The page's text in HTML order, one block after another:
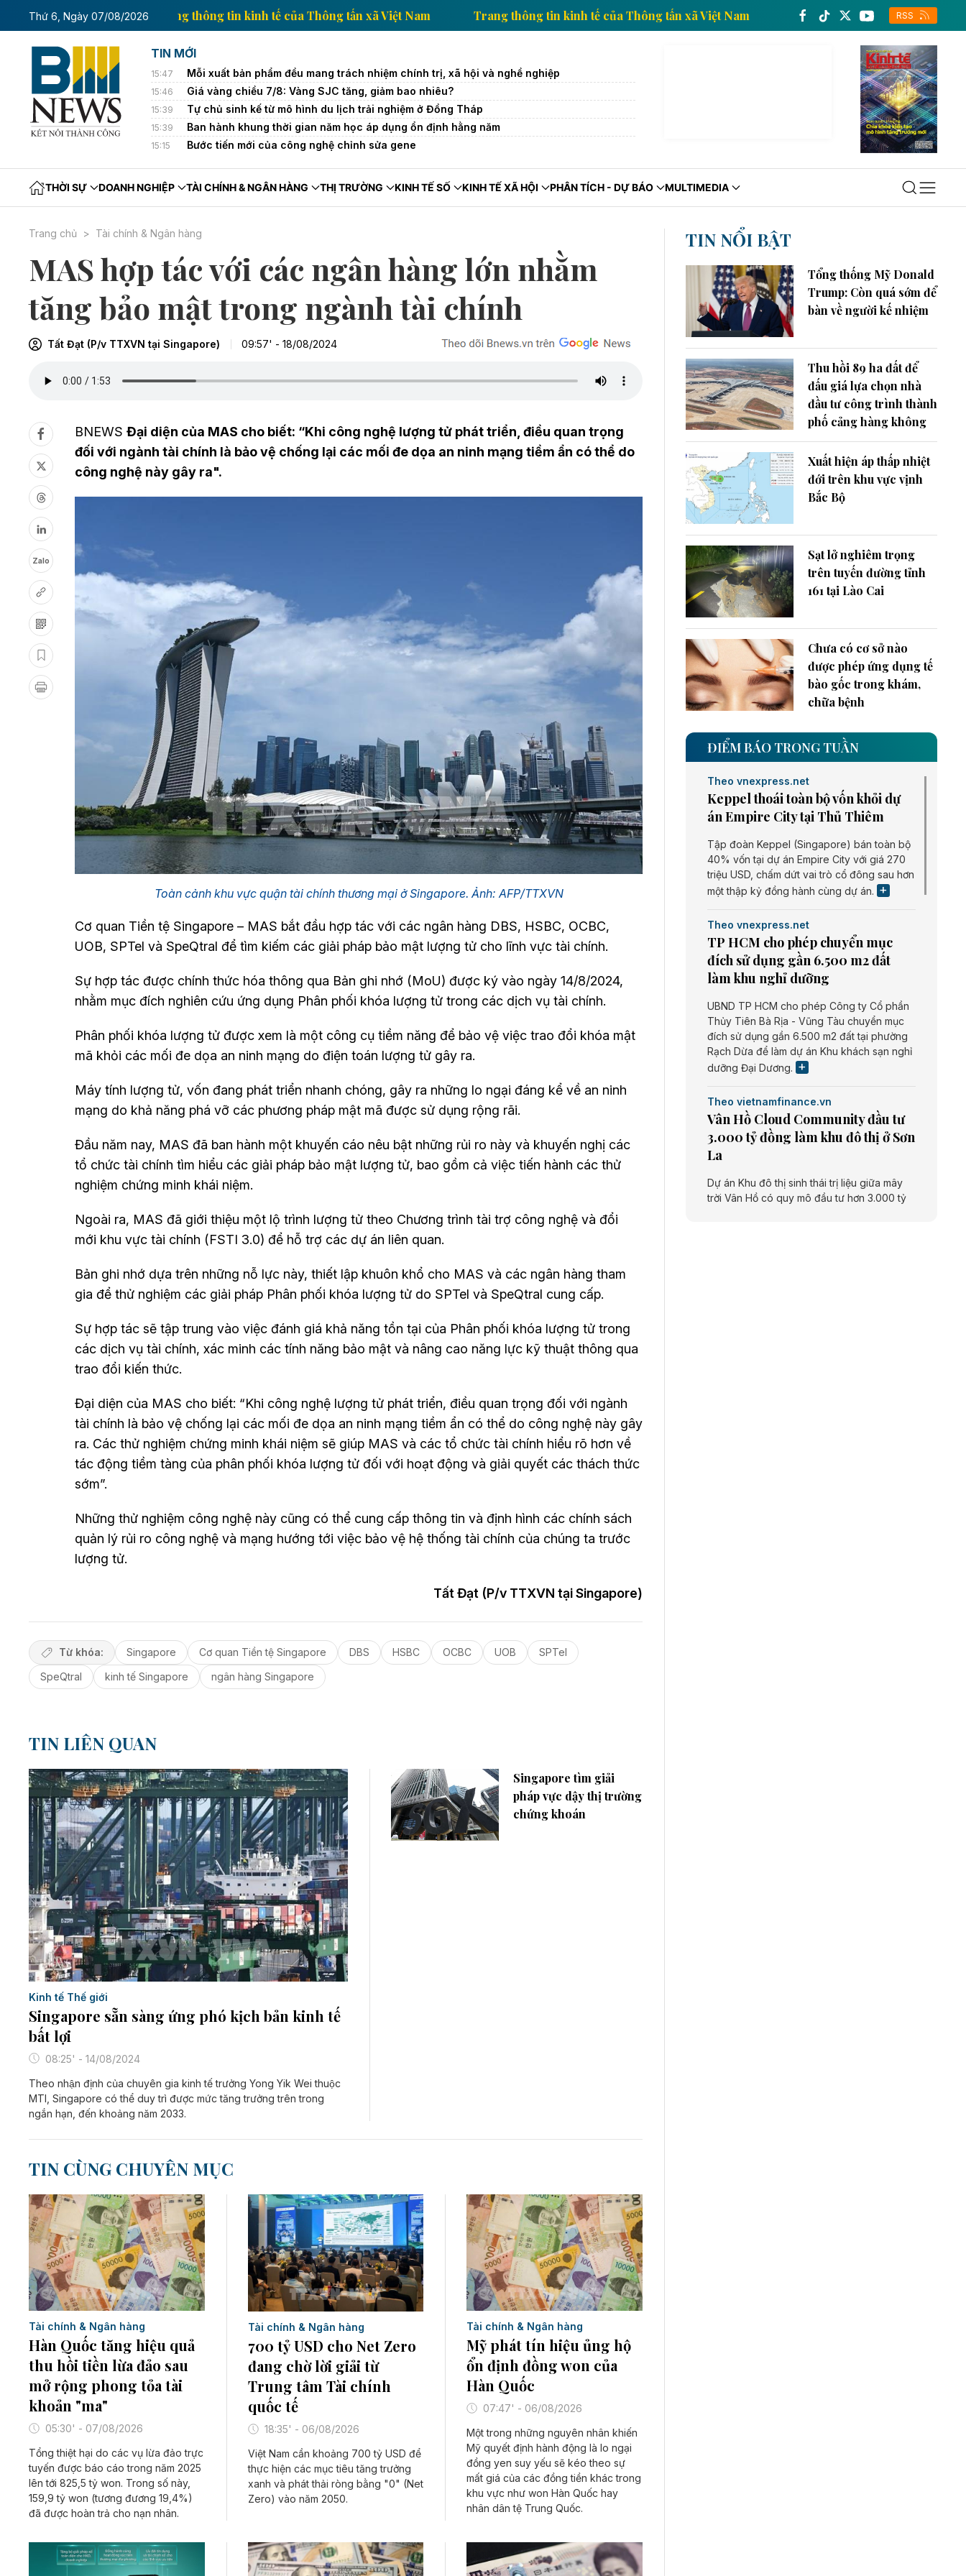
Thứ 6, Ngày 07/08/2026
của Thông tấn xã Việt Nam Trang thông tin kinh tế của Thông tấn xã Việt Nam Trang thông tin kinh tế của Thông tấn xã Việt Nam Trang thông tin kinh
RSS
TIN MỚI
15:47 Mỗi xuất bản phẩm đều mang trách nhiệm chính trị, xã hội và nghề nghiệp
15:46 Giá vàng chiều 7/8: Vàng SJC tăng, giảm bao nhiêu?
15:39 Tự chủ sinh kế từ mô hình du lịch trải nghiệm ở Đồng Tháp
15:39 Ban hành khung thời gian năm học áp dụng ổn định hằng năm
15:15 Bước tiến mới của công nghệ chỉnh sửa gene
THỜI SỰ DOANH NGHIỆP TÀI CHÍNH & NGÂN HÀNG THỊ TRƯỜNG KINH TẾ SỐ KINH TẾ XÃ HỘI PHÂN TÍCH - DỰ BÁO MULTIMEDIA
Trang chủ Tài chính & Ngân hàng
MAS hợp tác với các ngân hàng lớn nhằm
tăng bảo mật trong ngành tài chính
Tất Đạt (P/v TTXVN tại Singapore) 09:57' - 18/08/2024
Zalo
BNEWS Đại diện của MAS cho biết: “Khi công nghệ lượng tử phát triển, điều quan trọng
đối với ngành tài chính là bảo vệ chống lại các mối đe dọa an ninh mạng tiềm ẩn có thể do
công nghệ này gây ra".
Toàn cảnh khu vực quận tài chính thương mại ở Singapore. Ảnh: AFP/TTXVN
Cơ quan Tiền tệ Singapore – MAS bắt đầu hợp tác với các ngân hàng DBS, HSBC, OCBC,
UOB, SPTel và SpeQtral để tìm kiếm các giải pháp bảo mật lượng tử cho lĩnh vực tài chính.
Sự hợp tác được chính thức hóa thông qua Bản ghi nhớ (MoU) được ký vào ngày 14/8/2024,
nhằm mục đích nghiên cứu ứng dụng Phân phối khóa lượng tử trong các dịch vụ tài chính.
Phân phối khóa lượng tử được xem là một công cụ tiềm năng để bảo vệ việc trao đổi khóa mật
mã khỏi các mối đe dọa an ninh mạng do điện toán lượng tử gây ra.
Máy tính lượng tử, vốn đang phát triển nhanh chóng, gây ra những lo ngại đáng kể về an ninh
mạng do khả năng phá vỡ các phương pháp mật mã được sử dụng rộng rãi.
Đầu năm nay, MAS đã ban hành một khuyến cáo nêu bật những rủi ro này và khuyến nghị các
tổ chức tài chính tìm hiểu các giải pháp bảo mật lượng tử, bao gồm cả việc tiến hành các thử
nghiệm chứng minh khái niệm.
Ngoài ra, MAS đã giới thiệu một lộ trình lượng tử theo Chương trình tài trợ công nghệ và đổi
mới khu vực tài chính (FSTI 3.0) để hỗ trợ các dự án liên quan.
Bản ghi nhớ dựa trên những nỗ lực này, thiết lập khuôn khổ cho MAS và các ngân hàng tham
gia để thử nghiệm các giải pháp Phân phối khóa lượng tử do SPTel và SpeQtral cung cấp.
Sự hợp tác sẽ tập trung vào việc đánh giá khả năng tồn tại của Phân phối khóa lượng tử trong
các dịch vụ tài chính, xác minh các tính năng bảo mật và nâng cao năng lực kỹ thuật thông qua
trao đổi kiến thức.
Đại diện của MAS cho biết: “Khi công nghệ lượng tử phát triển, điều quan trọng đối với ngành
tài chính là bảo vệ chống lại các mối đe dọa an ninh mạng tiềm ẩn có thể do công nghệ này gây
ra. Các thử nghiệm chứng minh khái niệm sẽ giúp MAS và các tổ chức tài chính hiểu rõ hơn về
tác động tiềm tàng của phân phối khóa lượng tử đối với hoạt động và giải quyết các thách thức
sớm”.
Những thử nghiệm công nghệ này cũng có thể cung cấp thông tin và định hình các chính sách
quản lý rủi ro công nghệ và mạng hướng tới việc bảo vệ hệ thống tài chính của chúng ta trước
lượng tử.
Tất Đạt (P/v TTXVN tại Singapore)
Từ khóa: Singapore Cơ quan Tiền tệ Singapore DBS HSBC OCBC UOB
SPTel
SpeQtral
kinh tế Singapore ngân hàng Singapore
TIN LIÊN QUAN
Kinh tế Thế giới
Singapore sẵn sàng ứng phó kịch bản kinh tế
bất lợi
08:25' - 14/08/2024
Theo nhận định của chuyên gia kinh tế trưởng Yong Yik Wei thuộc
MTI, Singapore có thể duy trì được mức tăng trưởng trên trong
ngắn hạn, đến khoảng năm 2033.
Singapore tìm giải
pháp vực dậy thị trường
chứng khoán
TIN CÙNG CHUYÊN MỤC
Tài chính & Ngân hàng
Hàn Quốc tăng hiệu quả
thu hồi tiền lừa đảo sau
mở rộng phong tỏa tài
khoản "ma"
05:30' - 07/08/2026
Tổng thiệt hại do các vụ lừa đảo trực
tuyến được báo cáo trong năm 2025
lên tới 825,5 tỷ won. Trong số này,
159,9 tỷ won (tương đương 19,4%)
đã được hoàn trả cho nạn nhân.
Tài chính & Ngân hàng
700 tỷ USD cho Net Zero
đang chờ lời giải từ
Trung tâm Tài chính
quốc tế
18:35' - 06/08/2026
Việt Nam cần khoảng 700 tỷ USD để
thực hiện các mục tiêu tăng trưởng
xanh và phát thải ròng bằng "0" (Net
Zero) vào năm 2050.
Tài chính & Ngân hàng
Mỹ phát tín hiệu ủng hộ
ổn định đồng won của
Hàn Quốc
07:47' - 06/08/2026
Một trong những nguyên nhân khiến
Mỹ quyết định hành động là lo ngại
đồng yen suy yếu sẽ kéo theo sự
mất giá của các đồng tiền khác trong
khu vực như won Hàn Quốc hay
nhân dân tệ Trung Quốc.
TIN NỔI BẬT
Tổng thống Mỹ Donald
Trump: Còn quá sớm để
bàn về người kế nhiệm
Thu hồi 89 ha đất để
đấu giá lựa chọn nhà
đầu tư công trình thành
phố cảng hàng không
Xuất hiện áp thấp nhiệt
đới trên khu vực vịnh
Bắc Bộ
Sạt lở nghiêm trọng
trên tuyến đường tỉnh
161 tại Lào Cai
Chưa có cơ sở nào
được phép ứng dụng tế
bào gốc trong khám,
chữa bệnh
ĐIỂM BÁO TRONG TUẦN
Theo vnexpress.net
Keppel thoái toàn bộ vốn khỏi dự
án Empire City tại Thủ Thiêm
Tập đoàn Keppel (Singapore) bán toàn bộ
40% vốn tại dự án Empire City với giá 270
triệu USD, chấm dứt vai trò cổ đông sau hơn
một thập kỷ đồng hành cùng dự án.
Theo vnexpress.net
TP HCM cho phép chuyển mục
đích sử dụng gần 6.500 m2 đất
làm khu nghỉ dưỡng
UBND TP HCM cho phép Công ty Cổ phần
Thủy Tiên Bà Rịa - Vũng Tàu chuyển mục
đích sử dụng gần 6.500 m2 đất tại phường
Rạch Dừa để làm dự án Khu khách sạn nghỉ
dưỡng Đại Dương.
Theo vietnamfinance.vn
Vân Hồ Cloud Community đầu tư
3.000 tỷ đồng làm khu đô thị ở Sơn
La
Dự án Khu đô thị sinh thái trị liệu giữa mây
trời Vân Hồ có quy mô đầu tư hơn 3.000 tỷ